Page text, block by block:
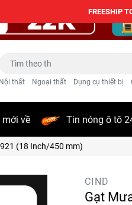
Nội thất Ngoại thất Dụng cụ thiết bị
mới về Tin nóng ô tô
(18 Inch/450 mm)
CIND
Gạt
FREESHIP